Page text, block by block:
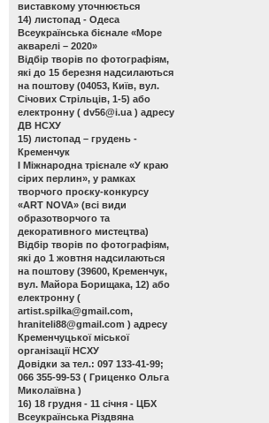
виставкому уточнюється
14) листопад - Одеса
Всеукраїнська бієнале «Море
акварелі – 2020»
Відбір творів по фотографіям,
які до 15 березня надсилаються
на поштову (04053, Київ, вул.
Січових Стрільців, 1-5) або
електронну ( dv56@i.ua ) адресу
ДВ НСХУ
15) листопад – грудень -
Кременчук
І Міжнародна трієнале «У краю
сірих перлин», у рамках
творчого проєку-конкурсу
«ART NOVA» (всі види
образотворчого та
декоративного мистецтва)
Відбір творів по фотографіям,
які до 1 жовтня надсилаються
на поштову (39600, Кременчук,
вул. Майора Борищака, 12) або
електронну (
artist.spilka@gmail.com,
hraniteli88@gmail.com ) адресу
Кременчуцької міської
організації НСХУ
Довідки за тел.: 097 133-41-99;
066 355-99-53 ( Гриценко Ольга
Миколаївна )
16) 18 грудня - 11 січня - ЦБХ
Всеукраїнська Різдвяна